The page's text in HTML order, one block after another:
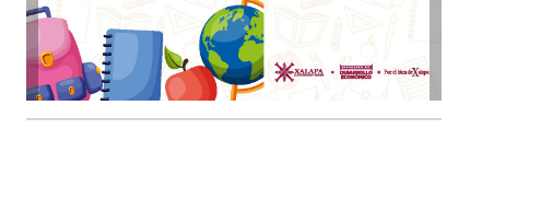
Control y confianza:la prueba de la seguridad
Ago 08, 2026 / 15:34
Resguarda Ayuntamiento de Veracruz a canino
en situación de riesgo en zona norte de la ciudad